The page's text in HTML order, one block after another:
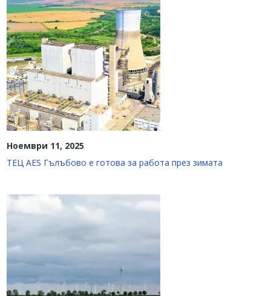
Ноември 11, 2025
ТЕЦ AES Гълъбово е готова за работа през зимата